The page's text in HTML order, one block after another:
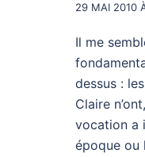
29 MAI 2010
Il me
dessus :
Claire
vocation a
époque ou